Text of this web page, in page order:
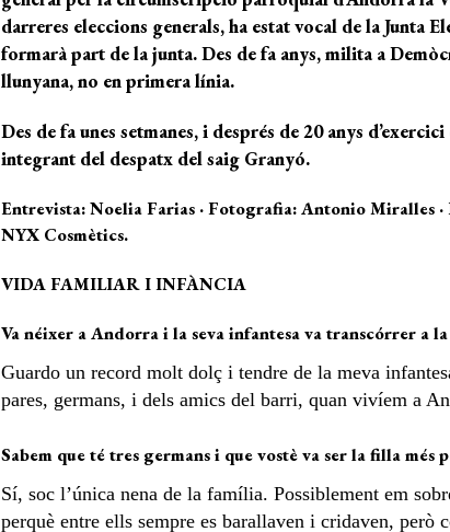
darreres eleccions generals, ha estat vocal de la Junta
formarà part de la junta. Des de fa anys, milita a
llunyana, no en primera línia.
Des de fa unes setmanes, i després de 20 anys
integrant del despatx del saig Granyó.
Entrevista: Noelia Farias · Fotografia: Antonio Miralles
NYX Cosmètics.
VIDA FAMILIAR I INFÀNCIA
Va néixer a Andorra i la seva infantesa va transcórrer a
Guardo un record molt dolç i tendre de la meva
pares, germans, i dels amics del barri, quan vivíem a
Sabem que té tres germans i que vostè va ser la filla
Sí, soc l’única nena de la família. Possiblement em
perquè entre ells sempre es barallaven i cridaven, però